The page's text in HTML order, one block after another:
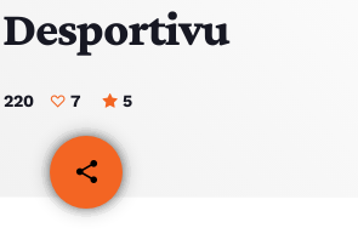
220 7 5
share
email